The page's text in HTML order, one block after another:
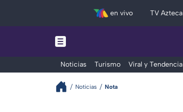
en vivo TV Azteca
Noticias Turismo Viral y Tendencia
Noticias Nota